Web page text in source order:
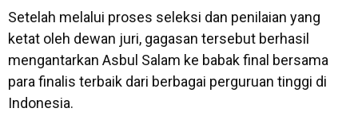
Setelah melalui proses seleksi dan penilaian yang
ketat oleh dewan juri, gagasan tersebut berhasil
mengantarkan Asbul Salam ke babak final bersama
para finalis terbaik dari berbagai perguruan tinggi di
Indonesia.